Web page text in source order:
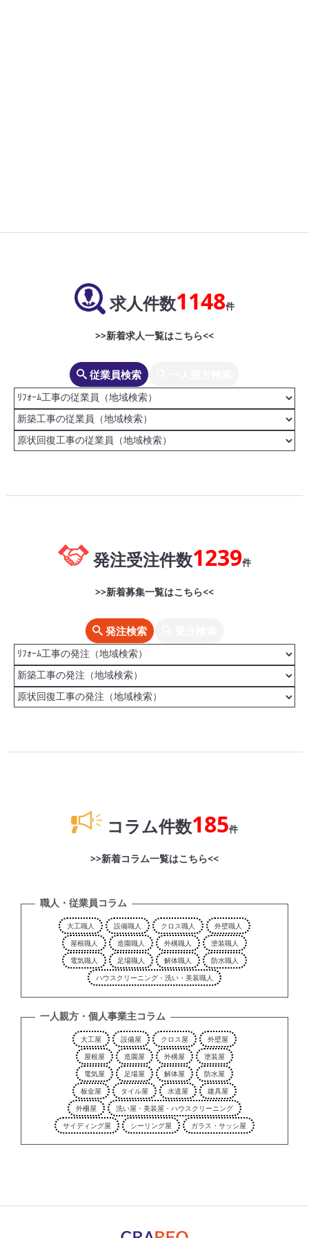
求人件数1148件
>>新着求人一覧はこちら<<
従業員検索
発注受注件数1239件
>>新着募集一覧はこちら<<
発注検索
コラム件数185件
>>新着コラム一覧はこちら<<
職人・従業員コラム
大工職人 設備職人 クロス職人
外壁職人
屋根職人
造園職人 外構職人
塗装職人
電気職人
足場職人 解体職人
防水職人
ハウスクリーニング・洗い・美装職人
一人親方・個人事業主コラム
大工屋 設備屋 クロス屋
外壁屋
屋根屋
造園屋 外構屋
塗装屋
電気屋
足場屋 解体屋
防水屋
板金屋
タイル屋 水道屋
建具屋
外柵屋
洗い屋・美装屋・ハウスクリーニング
サイディング屋
シーリング屋 ガラス・サッシ屋